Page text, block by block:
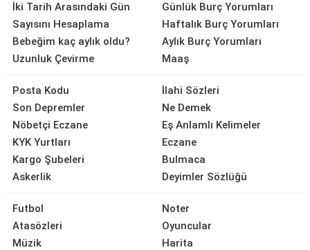
İki Tarih Arasındaki Gün
Sayısını Hesaplama
Bebeğim kaç aylık oldu?
Uzunluk Çevirme
Günlük Burç Yorumları
Haftalık Burç Yorumları
Aylık Burç Yorumları
Maaş
Posta Kodu
Son Depremler
Nöbetçi Eczane
KYK Yurtları
Kargo Şubeleri
Askerlik
İlahi Sözleri
Ne Demek
Eş Anlamlı Kelimeler
Eczane
Bulmaca
Deyimler Sözlüğü
Futbol
Atasözleri
Müzik
Noter
Oyuncular
Harita